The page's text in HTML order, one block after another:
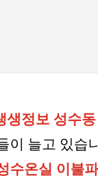
생정보 성수
이 늘고 있습
수온실 이불